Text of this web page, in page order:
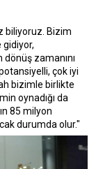
biliyoruz. Bizim
gidiyor,
dönüş zamanını
çok iyi
bizimle birlikte
oynadığı da
85 milyon
durumda olur."